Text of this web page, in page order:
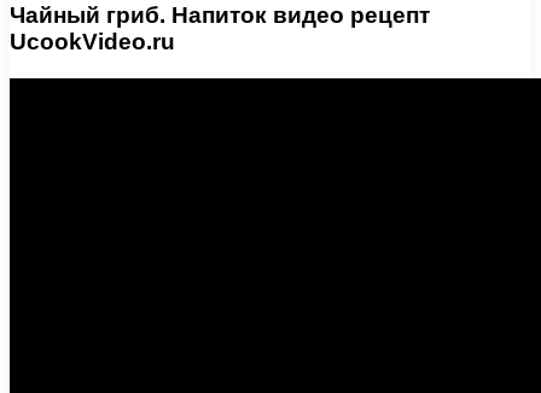
Чайный гриб. Напиток видео рецепт
UcookVideo.ru